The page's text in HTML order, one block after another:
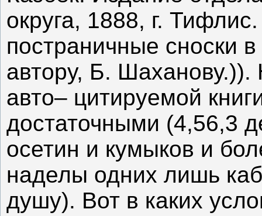
округа, 1888, г.
постраничные сноски
автору, Б.
авто– цитируемой
достаточными (4,56,3
осетин и кумыков и
наделы одних лишь
душу). Вот в каких